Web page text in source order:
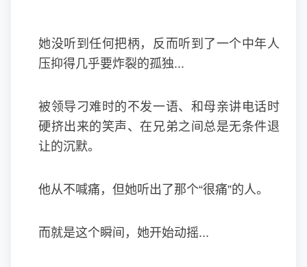
她没听到任何把柄，反而听到了一个中年人
压抑得几乎要炸裂的孤独...
被领导刁难时的不发一语、和母亲讲电话时
硬挤出来的笑声、在兄弟之间总是无条件退
让的沉默。
他从不喊痛，但她听出了那个“很痛”的人。
而就是这个瞬间，她开始动摇...